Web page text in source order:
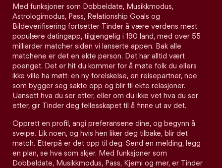
Med funksjoner som Dobbeldate, Musikkmodus,
Astrologimodus, Pass, Relationship Goals og
Bildeverifisering fortsetter Tinder å være verdens mest
populære datingapp, tilgjengelig i 190 land, med over 55
milliarder matcher siden vi lanserte appen. Bak alle
matchene er det en ekte person. Det har alltid vært
poenget. Det er hit du kommer for å møte folk du ellers
ikke ville ha møtt: en ny forelskelse, en reisepartner, noe
som bygger seg sakte opp og blir til ekte relasjoner.
Uansett hva du ser etter, eller om du ikke vet hva du ser
etter, gir Tinder deg fellesskapet til å finne ut av det.
Opprett en profil, angi preferansene dine, og begynn å
sveipe. Lik noen, og hvis hen liker deg tilbake, blir det
match. Etterpå er det opp til deg. Send en melding, legg
en plan, se hva som skjer. Med funksjoner som
Dobbeldate, Musikkmodus, Pass, Kjemi og mer, er Tinder